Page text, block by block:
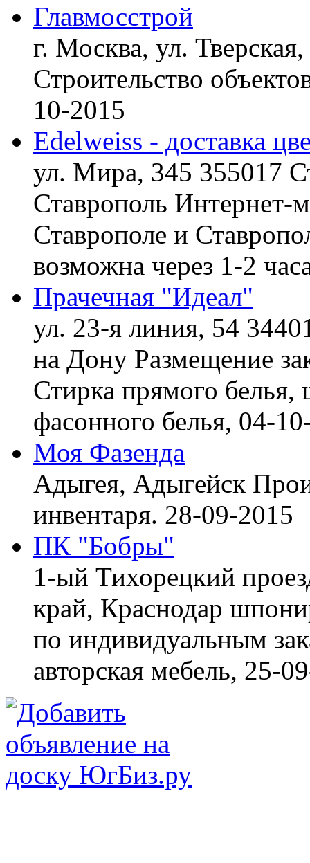
Главмосстрой
г. Москва, ул.
Строительство
10-2015
Edelweiss - доставка
ул. Мира, 345 355017
Ставрополь Интернет-
Ставрополе и
возможна через 1-2
Прачечная "Идеал"
ул. 23-я линия, 54
на Дону Размещение
Стирка прямого
фасонного белья, 04-
Моя Фазенда
Адыгея, Адыгейск
инвентаря. 28-09-2015
ПК "Бобры"
1-ый Тихорецкий
край, Краснодар
по индивидуальным
авторская мебель, 25-